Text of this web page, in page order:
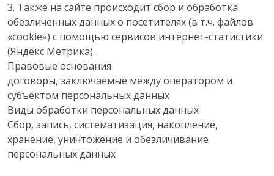
3. Также на сайте происходит сбор и обработка
обезличенных данных о посетителях (в т.ч. файлов
«cookie») с помощью сервисов интернет-статистики
(Яндекс Метрика).
Правовые основания
договоры, заключаемые между оператором и
субъектом персональных данных
Виды обработки персональных данных
Сбор, запись, систематизация, накопление,
хранение, уничтожение и обезличивание
персональных данных